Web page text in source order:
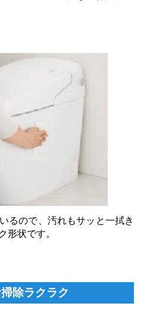
るので、汚れもサッと一拭き
形状です。
除ラクラク